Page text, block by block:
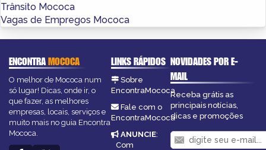
Trânsito Mococa
Vagas de Empregos Mococa
ENCONTRAMOCOCA
O melhor de Mococa num
só lugar! Dicas, onde ir, o
que fazer, as melhores
empresas, locais, serviços e
muito mais no guia Encontra
Mococa.
LINKS RÁPIDOS
Sobre
EncontraMococa
Fale com o
EncontraMococa
ANUNCIE:
Com
NOVIDADES POR E-
MAIL
Receba grátis as
principais notícias,
dicas e promoções